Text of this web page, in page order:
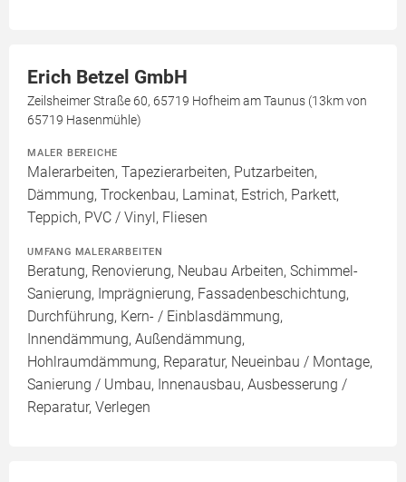
Erich Betzel GmbH
Zeilsheimer Straße 60, 65719 Hofheim am Taunus (13km von
65719 Hasenmühle)
MALER BEREICHE
Malerarbeiten, Tapezierarbeiten, Putzarbeiten,
Dämmung, Trockenbau, Laminat, Estrich, Parkett,
Teppich, PVC / Vinyl, Fliesen
UMFANG MALERARBEITEN
Beratung, Renovierung, Neubau Arbeiten, Schimmel-
Sanierung, Imprägnierung, Fassadenbeschichtung,
Durchführung, Kern- / Einblasdämmung,
Innendämmung, Außendämmung,
Hohlraumdämmung, Reparatur, Neueinbau / Montage,
Sanierung / Umbau, Innenausbau, Ausbesserung /
Reparatur, Verlegen